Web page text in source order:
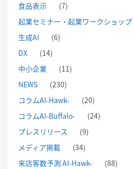
食品表示
(7)
起業セミナー・起業ワークショップ
生成AI
(6)
DX
(14)
中小企業
(11)
NEWS
(230)
コラムAI-Hawk-
(20)
コラムAI-Buffalo-
(24)
プレスリリース
(9)
メディア掲載
(34)
来店客数予測 AI-Hawk-
(88)